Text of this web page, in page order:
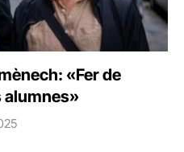
«Fer de
alumnes»